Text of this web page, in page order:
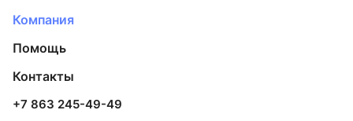
Компания
Помощь
Контакты
+7 863 245-49-49